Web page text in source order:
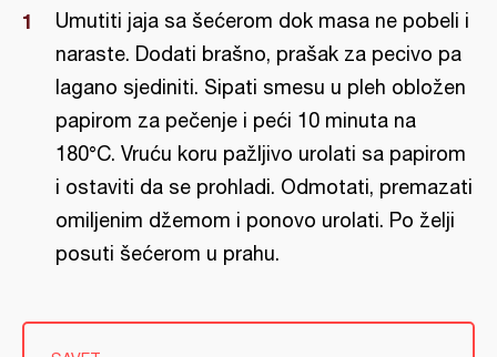
Umutiti jaja sa šećerom dok masa ne pobeli i
naraste. Dodati brašno, prašak za pecivo pa
lagano sjediniti. Sipati smesu u pleh obložen
papirom za pečenje i peći 10 minuta na
180°C. Vruću koru pažljivo urolati sa papirom
i ostaviti da se prohladi. Odmotati, premazati
omiljenim džemom i ponovo urolati. Po želji
posuti šećerom u prahu.